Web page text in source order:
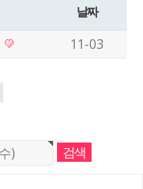
날짜
11-03